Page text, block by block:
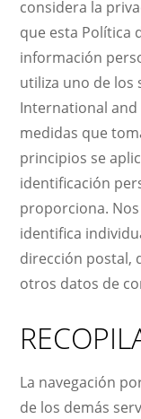
considera la
que esta Política
información
utiliza uno de los
International and
medidas que
principios se
identificación
proporciona.
identifica
dirección postal,
otros datos de
La navegación
de los demás